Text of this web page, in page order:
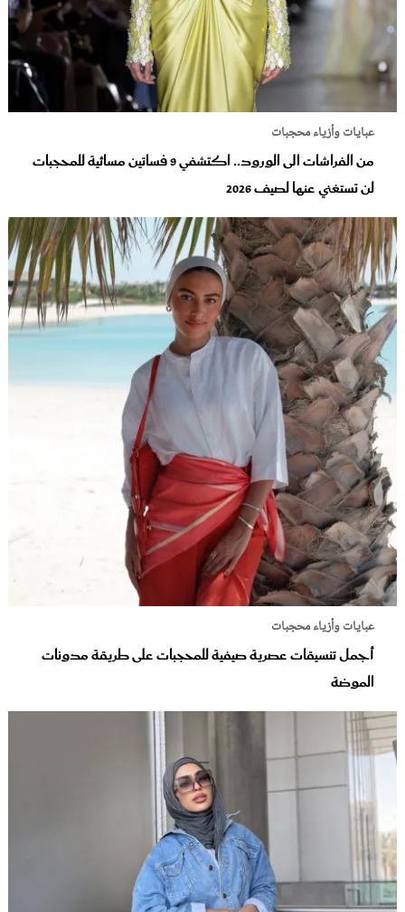
عبايات وأزياء محجبات
من الفراشات الى الورود.. اكتشفي 9 فساتين مسائية للمحجبات
لن تستغني عنها لصيف 2026
عبايات وأزياء محجبات
أجمل تنسيقات عصرية صيفية للمحجبات على طريقة مدونات
الموضة